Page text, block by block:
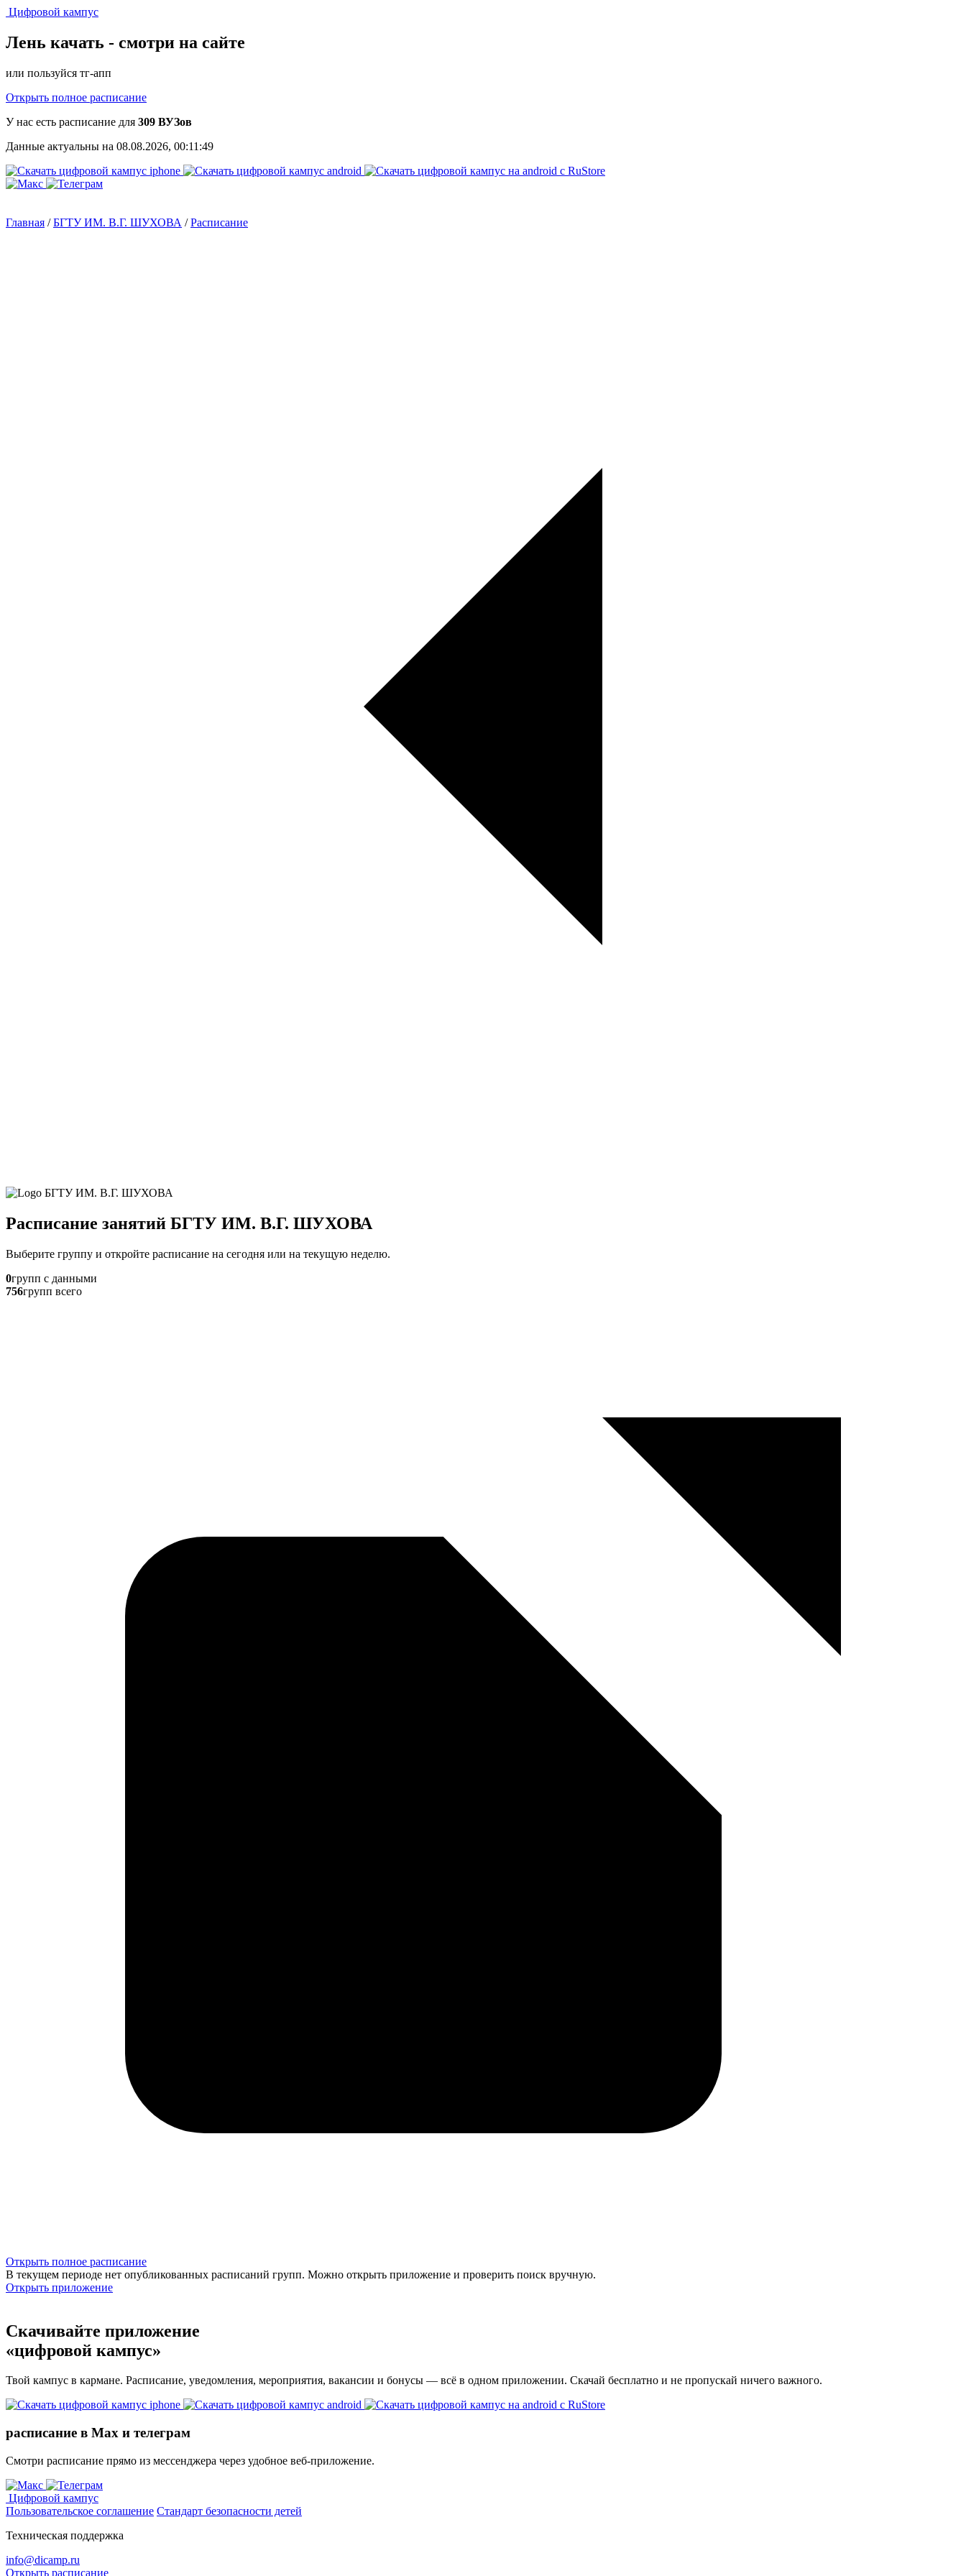
Цифровой кампус
Лень качать - смотри на сайте
или пользуйся тг-апп
Открыть полное расписание
У нас есть расписание для 309 ВУЗов
Данные актуальны на 08.08.2026, 00:11:49
Главная /БГТУ ИМ. В.Г. ШУХОВА /Расписание
Расписание занятий БГТУ ИМ. В.Г. ШУХОВА
Выберите группу и откройте расписание на сегодня или на текущую неделю.
0групп с данными
756групп всего
Открыть полное расписание
В текущем периоде нет опубликованных расписаний групп. Можно открыть приложение и проверить поиск вручную.
Открыть приложение
Скачивайте приложение
«цифровой кампус»
Твой кампус в кармане. Расписание, уведомления, мероприятия, вакансии и бонусы — всё в одном приложении. Скачай бесплатно и не пропускай ничего важного.
расписание в Max и телеграм
Смотри расписание прямо из мессенджера через удобное веб‑приложение.
Цифровой кампус
Пользовательское соглашение Стандарт безопасности детей
Техническая поддержка
info@dicamp.ru
Открыть расписание